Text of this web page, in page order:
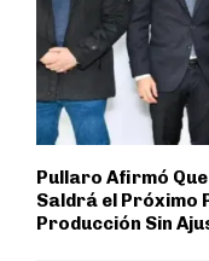
Pullaro Afirmó
Saldrá el Próximo
Producción Sin